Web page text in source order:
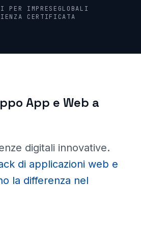
PER IMPRESE GLOBALI
CERTIFICATA
App e Web a
digitali innovative.
di applicazioni web e
la differenza nel